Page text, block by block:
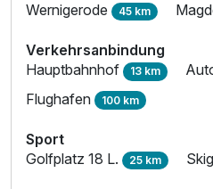
Doppelzimmer Standard
2 Erwachsene
Wernigerode 45 km
Verkehrsanbindung
Hauptbahnhof 13 km
Flughafen 100 km
Sport
Golfplatz 18 L. 25 km